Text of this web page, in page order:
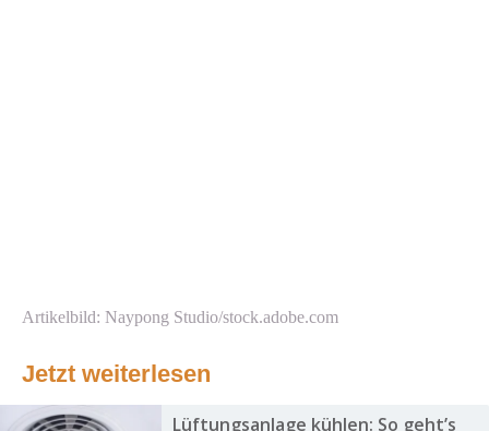
Artikelbild: Naypong Studio/stock.adobe.com
Jetzt weiterlesen
Lüftungsanlage kühlen: So geht’s